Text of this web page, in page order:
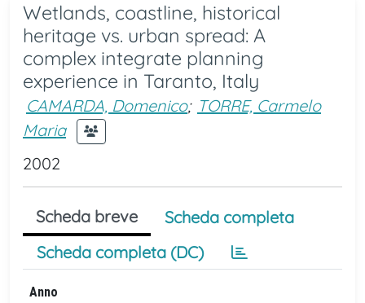
Wetlands, coastline, historical
heritage vs. urban spread: A
complex integrate planning
experience in Taranto, Italy
CAMARDA, Domenico; TORRE, Carmelo
Maria
2002
Scheda breve
Scheda completa
Scheda completa (DC)
Anno